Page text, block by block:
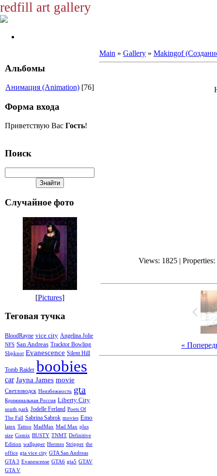
redfill art gallery
Альбомы
Анимация (Animation) [76]
Форма входа
Приветствую Вас Гость!
Поиск
Случайное фото
[Pictures]
Теговая тучка
BloodRayne vice city Angelina Jolie
NFS San Andreas Tracktor Bowling
Slipknot Evanescence Silent Hill
Tomb Raider boobies
car Jayna James movie
Светловодск Неизбежность gta
Криминальная Россия Liberty City
south park Jodelle Ferland Poets Of
The Fall Sabrina Sabrok movies Emo
latex Tattoo MadMax Mad Max plus
size Comix BUSTY TNMT Definitive
Edition wallpaper Hermes Stripper the
office gta vice city GTA San Andreas
GTA 3 Evanescense GTA6 gta5 GTAV
GTA V
Main » Gallery » Makingof
Views: 1825 |
«